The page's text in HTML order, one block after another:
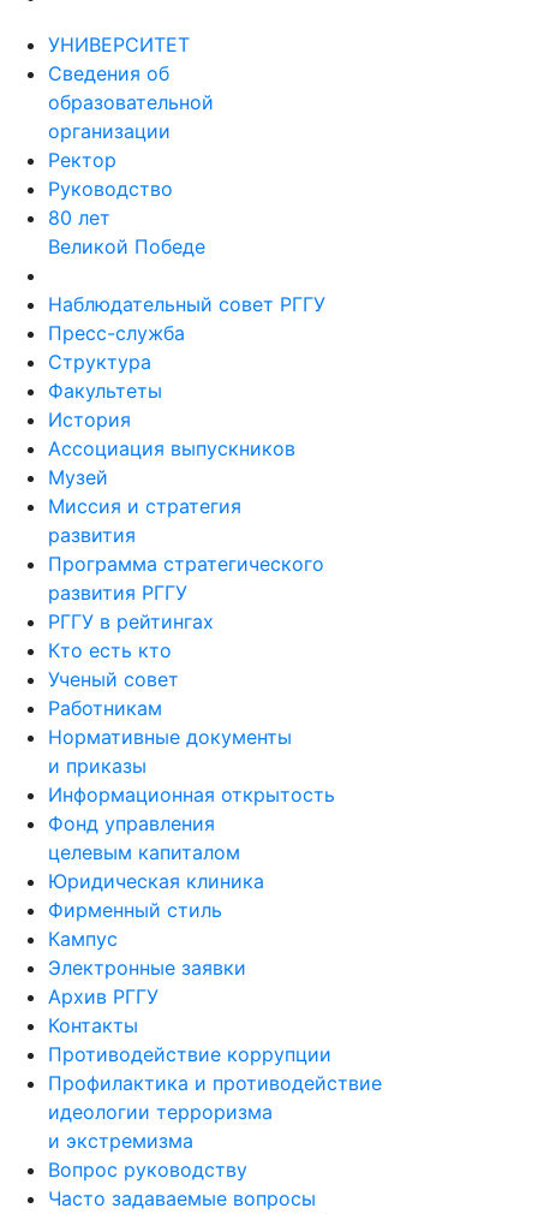
УНИВЕРСИТЕТ
Сведения об
образовательной
организации
Ректор
Руководство
80 лет
Великой Победе
Наблюдательный совет РГГУ
Пресс-служба
Структура
Факультеты
История
Ассоциация выпускников
Музей
Миссия и стратегия
развития
Программа стратегического
развития РГГУ
РГГУ в рейтингах
Кто есть кто
Ученый совет
Работникам
Нормативные документы
и приказы
Информационная открытость
Фонд управления
целевым капиталом
Юридическая клиника
Фирменный стиль
Кампус
Электронные заявки
Архив РГГУ
Контакты
Противодействие коррупции
Профилактика и противодействие
идеологии терроризма
и экстремизма
Вопрос руководству
Часто задаваемые вопросы